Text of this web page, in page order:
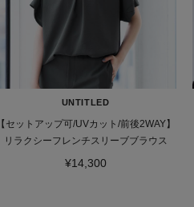
UNTITLED
【セットアップ可/UVカット/前後2WAY】
リラクシーフレンチスリーブブラウス
¥14,300